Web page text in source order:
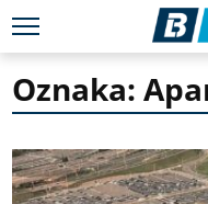
Oznaka: